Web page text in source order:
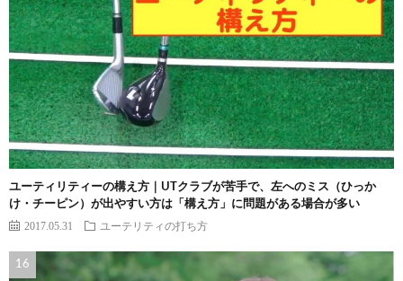
ユーティリティーの構え方｜UTクラブが苦手で、左へのミス（ひっか
け・チーピン）が出やすい方は「構え方」に問題がある場合が多い
2017.05.31 ユーテリティの打ち方